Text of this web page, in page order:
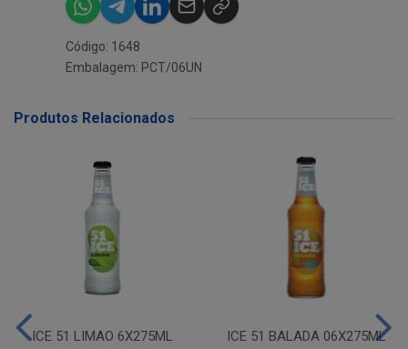
Código: 1648
Embalagem: PCT/06UN
Produtos Relacionados
ICE 51 LIMAO 6X275ML ICE 51 BALADA 06X275ML